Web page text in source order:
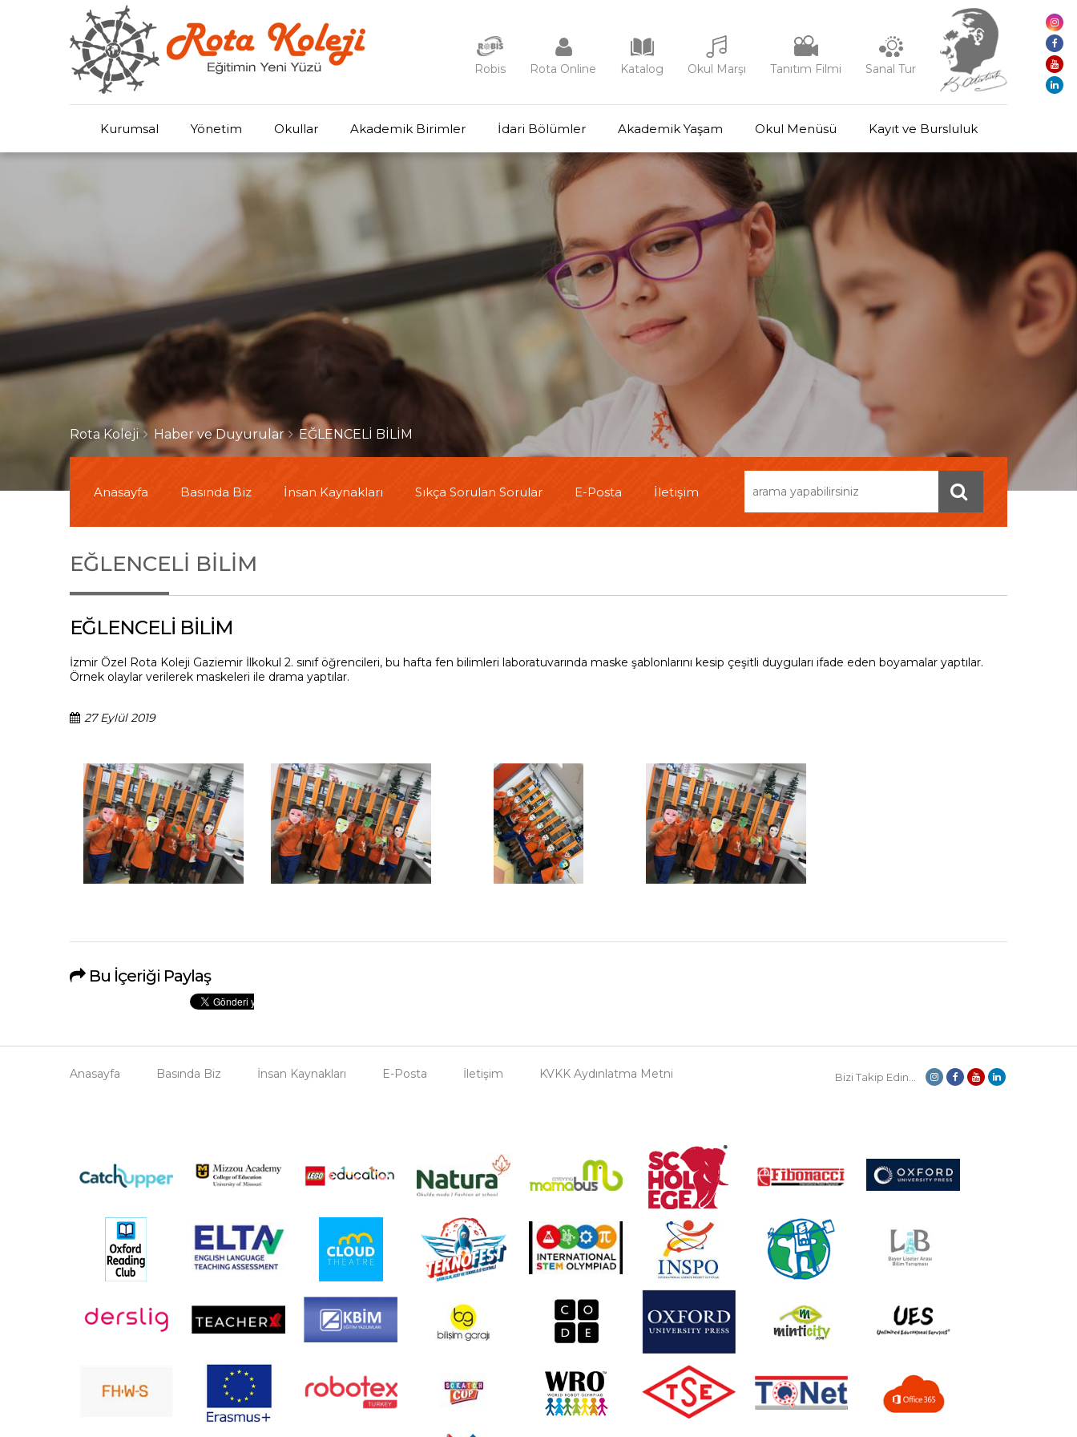
Robis Rota Online Katalog Okul Marşı Tanıtım Filmi Sanal Tur
Kurumsal Yönetim Okullar Akademik Birimler İdari Bölümler Akademik Yaşam Okul Menüsü Kayıt ve Bursluluk
Rota Koleji Haber ve Duyurular EĞLENCELİ BİLİM
Anasayfa Basında Biz İnsan Kaynakları Sıkça Sorulan Sorular E-Posta İletişim
EĞLENCELİ BİLİM
EĞLENCELİ BİLİM
İzmir Özel Rota Koleji Gaziemir İlkokul 2. sınıf öğrencileri, bu hafta fen bilimleri laboratuvarında maske şablonlarını kesip çeşitli duyguları ifade eden boyamalar yaptılar.
Örnek olaylar verilerek maskeleri ile drama yaptılar.
27 Eylül 2019
Bu İçeriği Paylaş
Anasayfa Basında Biz İnsan Kaynakları E-Posta İletişim KVKK Aydınlatma Metni Bizi Takip Edin...